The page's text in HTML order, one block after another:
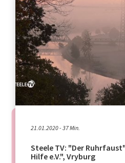
21.01.2020 - 37 Min.
Steele TV: "Der
Hilfe e.V.", Vryburg